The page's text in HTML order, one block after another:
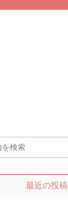
最近の投稿